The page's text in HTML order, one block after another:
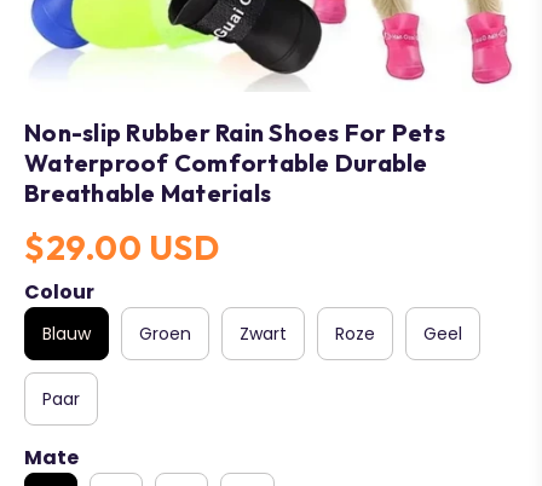
Non-slip Rubber Rain Shoes For Pets
Waterproof Comfortable Durable
Breathable Materials
$29.00 USD
Colour
Blauw Groen Zwart Roze Geel
Paar
Mate